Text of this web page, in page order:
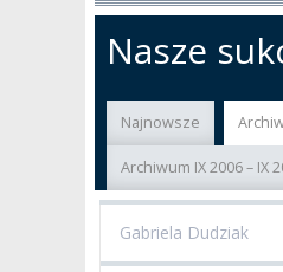
KADRA PEDAGOGICZNA
WYBORY
DOKTORATY HC
Nasze
Najnowsze
Archiwum IX 2006 – IX
Gabriela Dudziak